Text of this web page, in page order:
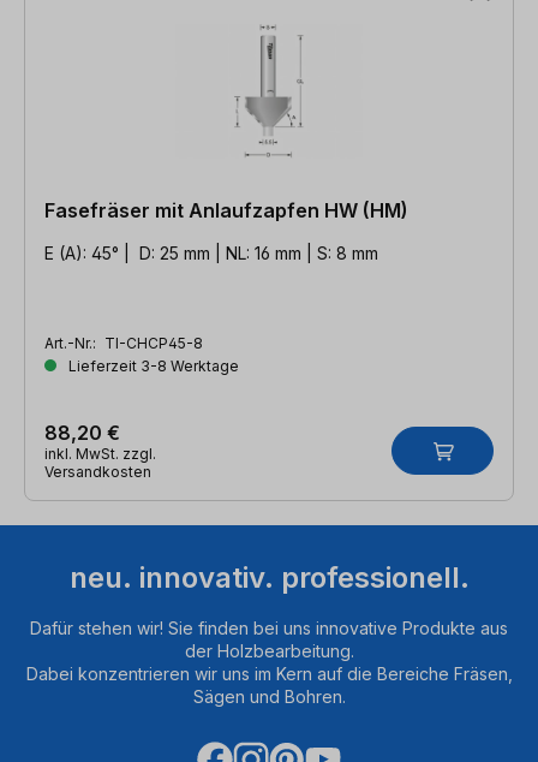
Fasefräser mit Anlaufzapfen HW (HM)
E (A): 45° | D: 25 mm | NL: 16 mm | S: 8 mm
Art.-Nr.: TI-CHCP45-8
Lieferzeit 3-8 Werktage
88,20 €
inkl. MwSt. zzgl.
Versandkosten
neu. innovativ. professionell.
Dafür stehen wir! Sie finden bei uns innovative Produkte aus
der Holzbearbeitung.
Dabei konzentrieren wir uns im Kern auf die Bereiche Fräsen,
Sägen und Bohren.